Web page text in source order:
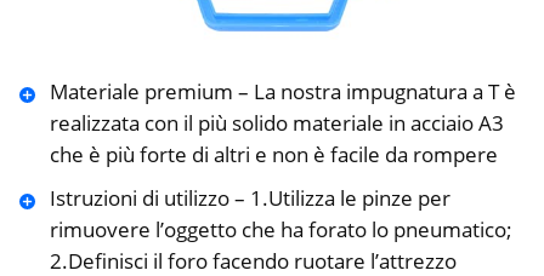
Materiale premium – La nostra impugnatura a T è
realizzata con il più solido materiale in acciaio A3
che è più forte di altri e non è facile da rompere
Istruzioni di utilizzo – 1.Utilizza le pinze per
rimuovere l’oggetto che ha forato lo pneumatico;
2.Definisci il foro facendo ruotare l’attrezzo